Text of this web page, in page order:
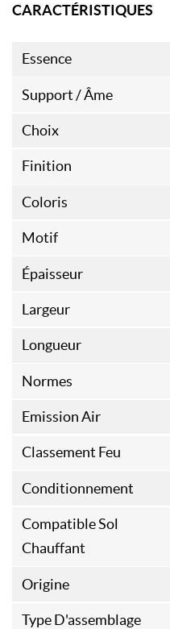
CARACTÉRISTIQUES
Essence
Support / Âme
Choix
Finition
Coloris
Motif
Épaisseur
Largeur
Longueur
Normes
Emission Air
Classement Feu
Conditionnement
Compatible Sol
Chauffant
Origine
Type D'assemblage